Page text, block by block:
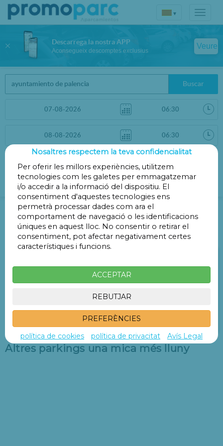
▾
Buscar
Distància
Parking Ajuntament de Palència
Pàrquings a menys de 1 Km
Palencia
Calle Estación del Norte 10
Reservar 1, €
Altres parkings una mica més lluny
Nosaltres respectem la teva confidencialitat
Per oferir les millors experiències, utilitzem
tecnologies com les galetes per emmagatzemar
i/o accedir a la informació del dispositiu. El
consentiment d'aquestes tecnologies ens
permetrà processar dades com ara el
comportament de navegació o les identificacions
úniques en aquest lloc. No consentir o retirar el
consentiment, pot afectar negativament certes
característiques i funcions.
ACCEPTAR
REBUTJAR
PREFERÈNCIES
política de cookies
política de privacitat Avís Legal
Descarrega la nostra APP
Aconsegueix descomptes exclusius
Veure